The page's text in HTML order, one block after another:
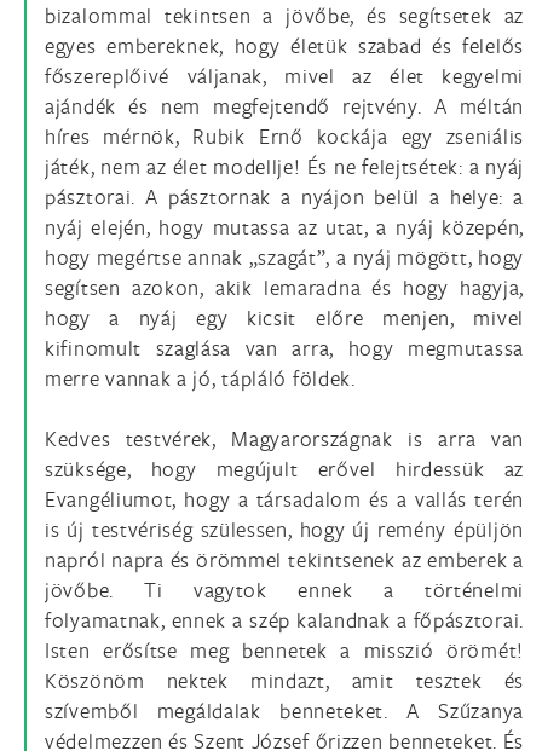
bizalommal tekintsen a jövőbe, és segítsetek az
egyes embereknek, hogy életük szabad és felelős
főszereplőivé váljanak, mivel az élet kegyelmi
ajándék és nem megfejtendő rejtvény. A méltán
híres mérnök, Rubik Ernő kockája egy zseniális
játék, nem az élet modellje! És ne felejtsétek: a nyáj
pásztorai. A pásztornak a nyájon belül a helye: a
nyáj elején, hogy mutassa az utat, a nyáj közepén,
hogy megértse annak „szagát”, a nyáj mögött, hogy
segítsen azokon, akik lemaradna és hogy hagyja,
hogy a nyáj egy kicsit előre menjen, mivel
kifinomult szaglása van arra, hogy megmutassa
merre vannak a jó, tápláló földek.
Kedves testvérek, Magyarországnak is arra van
szüksége, hogy megújult erővel hirdessük az
Evangéliumot, hogy a társadalom és a vallás terén
is új testvériség szülessen, hogy új remény épüljön
napról napra és örömmel tekintsenek az emberek a
jövőbe. Ti vagytok ennek a történelmi
folyamatnak, ennek a szép kalandnak a főpásztorai.
Isten erősítse meg bennetek a misszió örömét!
Köszönöm nektek mindazt, amit tesztek és
szívemből megáldalak benneteket. A Szűzanya
védelmezzen és Szent József őrizzen benneteket. És